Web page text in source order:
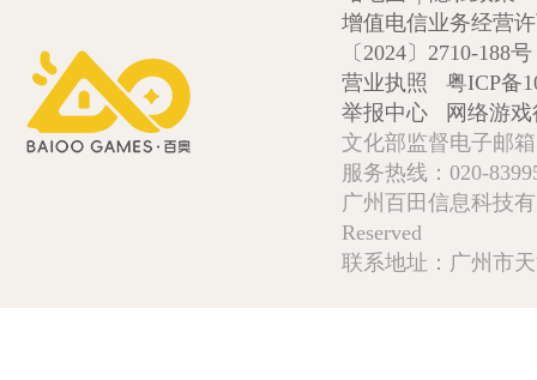
增值电信业务经营
〔2024〕2710-188号
营业执照
粤ICP备
举报中心
网络游
文化部监督电子邮
服务热线：020-
广州百田信息科技
Reserved
联系地址：广州市